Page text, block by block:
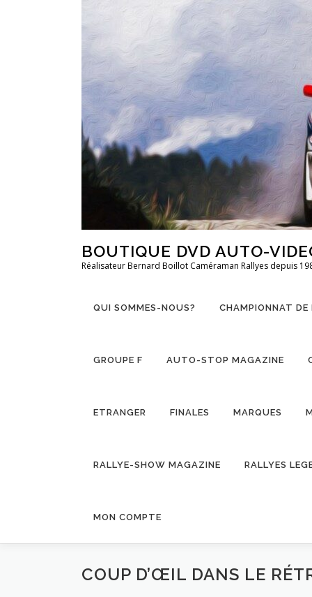
BOUTIQUE DVD AUTO-
Réalisateur Bernard Boillot Caméraman Rallyes depuis
QUI SOMMES-NOUS? CHAMPIONNAT DE
GROUPE F AUTO-STOP MAGAZINE
ETRANGER FINALES MARQUES
RALLYE-SHOW MAGAZINE RALLYES
MON COMPTE
COUP D’ŒIL DANS LE